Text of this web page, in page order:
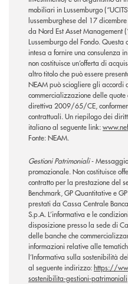
mobiliari in Lussemburgo
lussemburghese del 17
da Nord Est Asset Management
Lussemburgo del Fondo.
intesa a fornire una consulenza
non costituisce un’offerta di
altro titolo che può essere
NEAM può sciogliere gli accordi
commercializzazione delle
direttiva 2009/65/CE,
contrattuali. Un riepilogo dei
italiano al seguente link:
Fonte: NEAM.
Gestioni Patrimoniali-
promozionale. Non costituisce
contratto per la prestazione del
Benchmark, GP Quantitative e
prestati da Cassa Centrale
S.p.A. L’informativa e le
disposizione presso la sede di
delle banche che
informazioni relative alle
l’Informativa sulla sostenibilità
al seguente indirizzo:https://
sostenibilita-gestioni-patrimoniali